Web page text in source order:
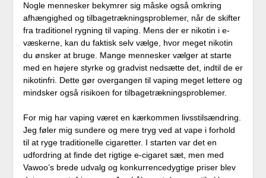
Nogle mennesker bekymrer sig måske også omkring
afhængighed og tilbagetrækningsproblemer, når de skifter
fra traditionel rygning til vaping. Mens der er nikotin i e-
væskerne, kan du faktisk selv vælge, hvor meget nikotin
du ønsker at bruge. Mange mennesker vælger at starte
med en højere styrke og gradvist nedsætte det, indtil de er
nikotinfri. Dette gør overgangen til vaping meget lettere og
mindsker også risikoen for tilbagetrækningsproblemer.
For mig har vaping været en kærkommen livsstilsændring.
Jeg føler mig sundere og mere tryg ved at vape i forhold
til at ryge traditionelle cigaretter. I starten var det en
udfordring at finde det rigtige e-cigaret sæt, men med
Vawoo’s brede udvalg og konkurrencedygtige priser blev